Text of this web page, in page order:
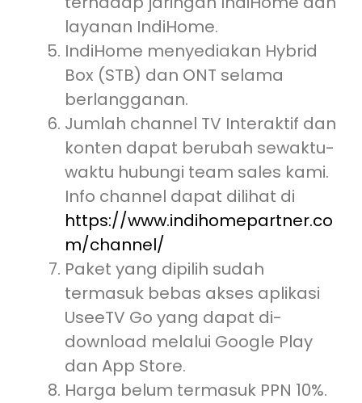
layanan IndiHome.
IndiHome menyediakan Hybrid
Box (STB) dan ONT selama
berlangganan.
Jumlah channel TV Interaktif dan
konten dapat berubah sewaktu-
waktu hubungi team sales kami.
Info channel dapat dilihat di
https://www.indihomepartner.co
m/channel/
Paket yang dipilih sudah
termasuk bebas akses aplikasi
UseeTV Go yang dapat di-
download melalui Google Play
dan App Store.
Harga belum termasuk PPN 10%.